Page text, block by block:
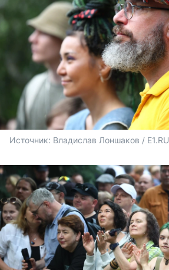
Источник: Владислав Лоншаков / E1.RU